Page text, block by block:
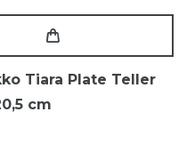
Tiara Plate Teller
cm